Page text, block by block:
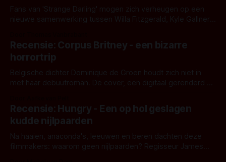
Fans van 'Strange Darling' mogen zich verheugen op een
nieuwe samenwerking tussen Willa Fitzgerald, Kyle Gallner
'Skeletons', een nieuwe creature feature waarvoor de
opnames zijn gestart in Australië.
Recensie: Corpus Britney - een bizarre
horrortrip
Belgische dichter Dominique de Groen houdt zich niet in
met haar debuutroman. De cover, een digitaal gerenderd en
achtergrond, belooft iets kleurrijks maar onheilspellends,
iets ongrijpbaars. En dat maakt De Groen met ieder woord
waar.
Recensie: Hungry - Een op hol geslagen
kudde nijlpaarden
Na haaien, anaconda's, leeuwen en beren dachten deze
filmmakers: waarom geen nijlpaarden? Regisseur James